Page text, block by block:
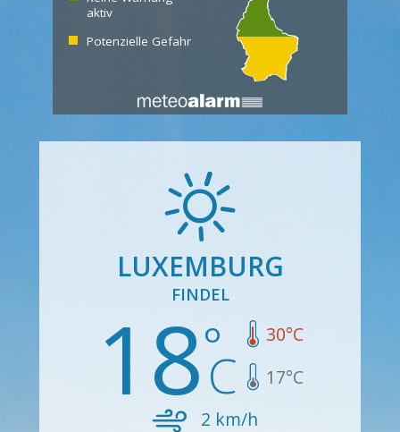
aktiv
Potenzielle Gefahr
LUXEMBURG
FINDEL
18 30°C
17°C
2 km/h